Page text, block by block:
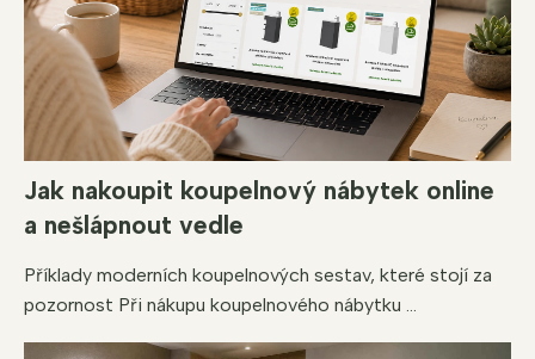
Jak nakoupit koupelnový nábytek online
a nešlápnout vedle
Příklady moderních koupelnových sestav, které stojí za
pozornost Při nákupu koupelnového nábytku ...